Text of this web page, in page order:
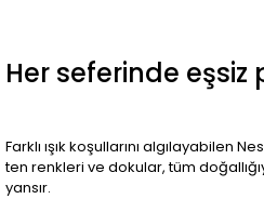
Her seferinde
Farklı ışık koşullarını algılayabilen
ten renkleri ve dokular, tüm
yansır.